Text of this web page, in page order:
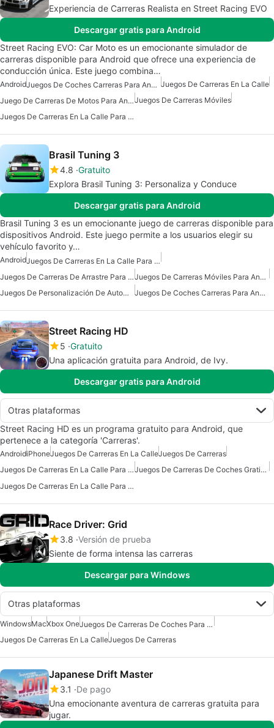
Experiencia de Carreras Realista en Street Racing EVO
Descargar gratis para Android
Street Racing EVO: Car Moto es un emocionante simulador de
carreras disponible para Android que ofrece una experiencia de
conducción única. Este juego combina…
Android Juegos De Coches Carreras Para Android Juegos De Carreras En La Calle
Juego De Carreras De Motos Para AndroidJuegos De Carreras Móviles
Juegos De Carreras En La Calle Para Android
Brasil Tuning 3
4.8 Gratuito
Explora Brasil Tuning 3: Personaliza y Conduce
Descargar gratis para Android
Brasil Tuning 3 es un emocionante juego de carreras disponible para
dispositivos Android. Este juego permite a los usuarios elegir su
vehículo favorito y…
Android
Juegos De Carreras En La Calle Para Android
Juegos De Carreras De Arrastre Para Android
Juegos De Carreras Móviles Para Android
Juegos De Personalización De Automóviles
Juegos De Coches Carreras Para Android
Street Racing HD
5 Gratuito
Una aplicación gratuita para Android, de Ivy.
Descargar gratis para Android
Otras plataformas
Street Racing HD es un programa gratuito para Android, que
pertenece a la categoría 'Carreras'.
AndroidiPhoneJuegos De Carreras En La CalleJuegos De Carreras
Juegos De Carreras En La Calle Para Android Gratis
Juegos De Carreras De Coches Gratis Para Android
Juegos De Carreras En La Calle Para Android
Race Driver: Grid
3.8 Versión de prueba
Siente de forma intensa las carreras
Descargar para Windows
Otras plataformas
WindowsMacXbox One
Juegos De Carreras De Coches Para Mac
Juegos De Carreras En La CalleJuegos De Carreras
Japanese Drift Master
3.1
De pago
Una emocionante aventura de carreras gratuita para
jugar.